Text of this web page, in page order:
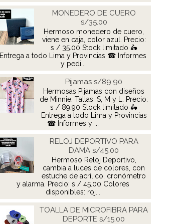
MONEDERO DE CUERO
s/35.00
Hermoso monedero de cuero,
viene en caja, color azul. Precio:
s / 35.00 Stock limitado 🛵
Entrega a todo Lima y Provincias ☎ Informes
y pedi...
Pijamas s/89.90
Hermosas Pijamas con diseños
de Minnie. Tallas: S, M y L. Precio:
s / 89.90 Stock limitado 🛵
Entrega a todo Lima y Provincias
☎ Informes y ...
RELOJ DEPORTIVO PARA
DAMA s/45.00
Hermoso Reloj Deportivo,
cambia a luces de colores, con
estuche de acrílico, cronómetro
y alarma. Precio: s / 45.00 Colores
disponibles: roj...
TOALLA DE MICROFIBRA PARA
DEPORTE s/15.00